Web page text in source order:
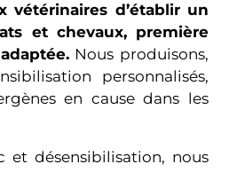
vétérinaires d’établir un
et chevaux, première
Nous produisons,
personnalisés,
en cause dans les
et désensibilisation, nous